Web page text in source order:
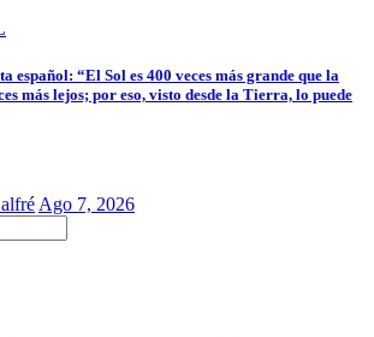
español: “El Sol es 400 veces más grande que la
más lejos; por eso, visto desde la Tierra, lo puede
Ago 7, 2026